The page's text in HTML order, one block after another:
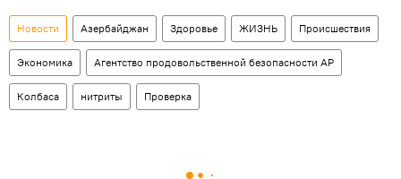
Новости Азербайджан Здоровье ЖИЗНЬ Происшествия
Экономика Агентство продовольственной безопасности АР
Колбаса нитриты Проверка